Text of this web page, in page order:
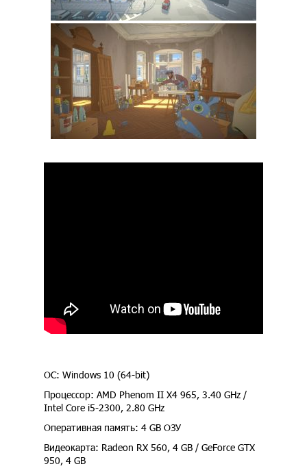
ОС: Windows 10 (64-bit)
Процессор: AMD Phenom II X4 965, 3.40 GHz /
Intel Core i5-2300, 2.80 GHz
Оперативная память: 4 GB ОЗУ
Видеокарта: Radeon RX 560, 4 GB / GeForce GTX
950, 4 GB